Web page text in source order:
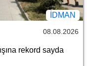
İDMAN
08.08.2026
rekord sayda